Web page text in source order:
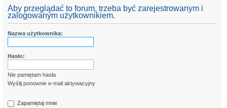
Aby przeglądać to forum, trzeba być zarejestrowanym i
zalogowanym użytkownikiem.
Nazwa użytkownika:
Hasło:
Nie pamiętam hasła
Wyślij ponownie e-mail aktywacyjny
Zapamiętaj mnie